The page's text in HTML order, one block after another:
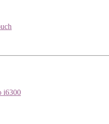
i6300